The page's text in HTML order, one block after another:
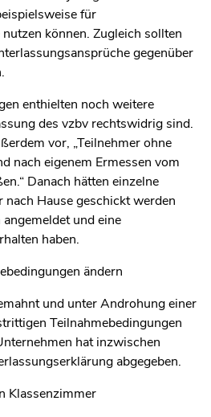
für
können. Zugleich sollten
gegenüber
enthielten noch weitere
des vzbv rechtswidrig sind.
vor, „Teilnehmer ohne
nach eigenem Ermessen vom
Danach hätten einzelne
Hause geschickt werden
und eine
haben.
ändern
und unter Androhung einer
Teilnahmebedingungen
hat inzwischen
abgegeben.
Klassenzimmer